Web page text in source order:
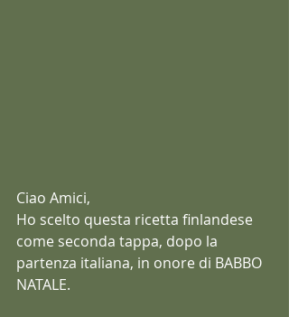
Ciao Amici,
Ho scelto questa ricetta finlandese
come seconda tappa, dopo la
partenza italiana, in onore di BABBO
NATALE.